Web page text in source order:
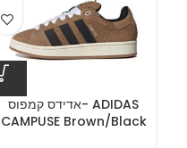
אדידס קמפוס- ADIDAS
CAMPUSE Brown/Black